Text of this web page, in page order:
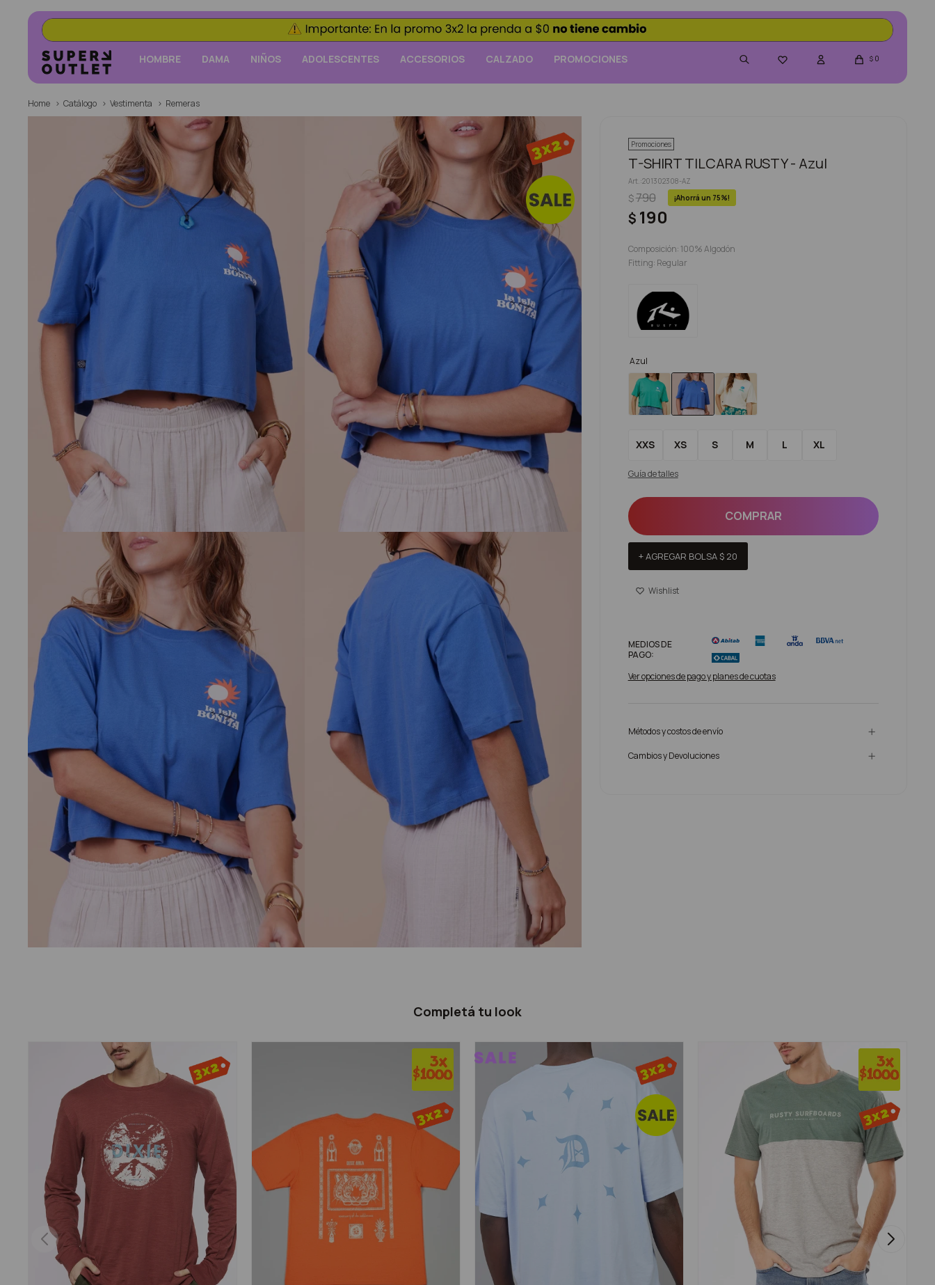
HOMBRE DAMA NIÑOS ADOLESCENTES ACCESORIOS CALZADO PROMOCIONES  $ 0
Home Catálogo Vestimenta Remeras
Promociones
T-SHIRT TILCARA RUSTY - Azul
201302308-AZ
$ 190
$790 75
Composición: 100% Algodón
Fitting: Regular
Azul
XXS XS S M L XL
Guía de talles
COMPRAR
+ AGREGAR BOLSA$ 20
MEDIOS DE
PAGO:
Ver opciones de pago y planes de cuotas
Métodos y costos de envío
Cambios y Devoluciones
Completá tu look